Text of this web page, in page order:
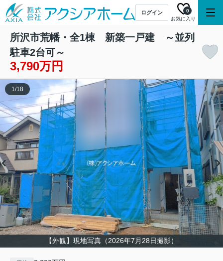
ログイン
お気に入り
0
所沢市荒幡・全1棟 新築一戸建 ～並列
駐車2台可～
3,790万円
【外観】現地写真（2026年7月28日撮影）
1/18